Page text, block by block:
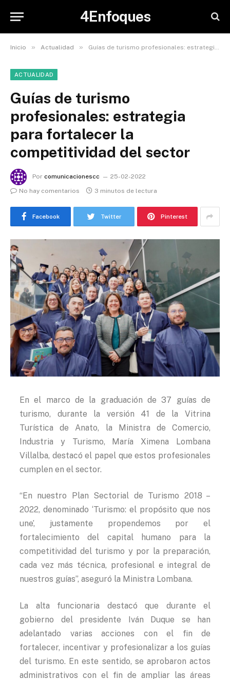
4Enfoques
Inicio » Actualidad » Guías de turismo profesionales: estrategia para fortalecer la competitividad del sector
ACTUALIDAD
Guías de turismo
profesionales: estrategia
para fortalecer la
competitividad del sector
Por comunicacionescc
25-02-2022
No hay comentarios
3 minutos de lectura
Facebook Twitter Pinterest
En el marco de la graduación de 37 guías de
turismo, durante la versión 41 de la Vitrina
Turística de Anato, la Ministra de Comercio,
Industria y Turismo, María Ximena Lombana
Villalba, destacó el papel que estos profesionales
cumplen en el sector.
“En nuestro Plan Sectorial de Turismo 2018 –
2022, denominado ‘Turismo: el propósito que nos
une’, justamente propendemos por el
fortalecimiento del capital humano para la
competitividad del turismo y por la preparación,
cada vez más técnica, profesional e integral de
nuestros guías”, aseguró la Ministra Lombana.
La alta funcionaria destacó que durante el
gobierno del presidente Iván Duque se han
adelantado varias acciones con el fin de
fortalecer, incentivar y profesionalizar a los guías
del turismo. En este sentido, se aprobaron actos
administrativos con el fin de ampliar las áreas